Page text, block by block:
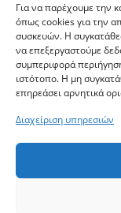
Για να παρέχουμε την
όπως cookies για την
συσκευών. Η
να επεξεργαστούμε
συμπεριφορά
ιστότοπο. Η μη
επηρεάσει αρνητικά
Διαχείριση υπηρεσιών
Τηλ.: 23310 60376
Fax: 23310 93422
Email: